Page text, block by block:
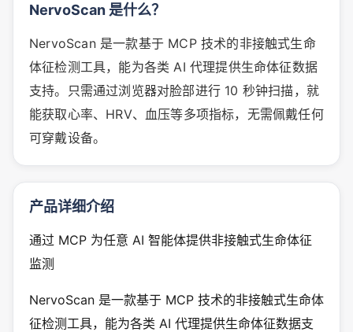
NervoScan 是什么？
NervoScan 是一款基于 MCP 技术的非接触式生命
体征检测工具，能为各类 AI 代理提供生命体征数据
支持。只需通过浏览器对脸部进行 10 秒钟扫描，就
能获取心率、HRV、血压等多项指标，无需佩戴任何
可穿戴设备。
产品详细介绍
通过 MCP 为任意 AI 智能体提供非接触式生命体征
监测
NervoScan 是一款基于 MCP 技术的非接触式生命体
征检测工具，能为各类 AI 代理提供生命体征数据支